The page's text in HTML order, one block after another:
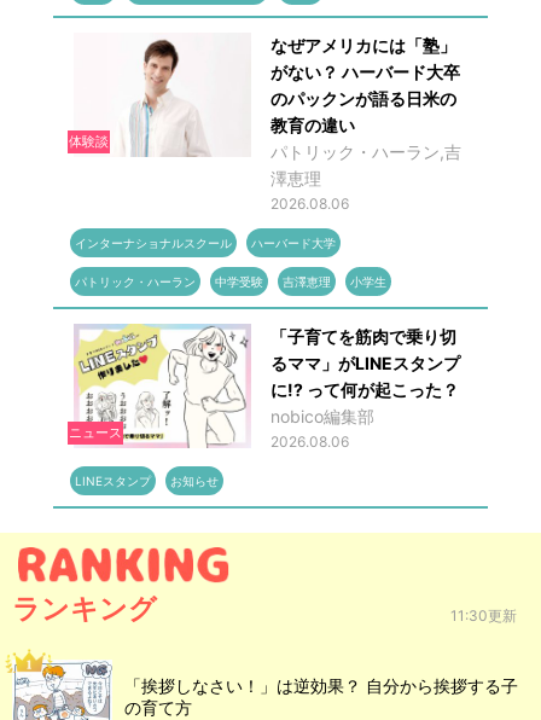
体験談
なぜアメリカには「塾」
がない？ ハーバード大卒
のパックンが語る日米の
教育の違い
パトリック・ハーラン,吉
澤恵理
2026.08.06
インターナショナルスクール ハーバード大学
パトリック・ハーラン 中学受験 吉澤恵理 小学生
ニュース
「子育てを筋肉で乗り切
るママ」がLINEスタンプ
に!? って何が起こった？
nobico編集部
2026.08.06
LINEスタンプ お知らせ
ランキング 11:30更新
「挨拶しなさい！」は逆効果？ 自分から挨拶する子
の育て方